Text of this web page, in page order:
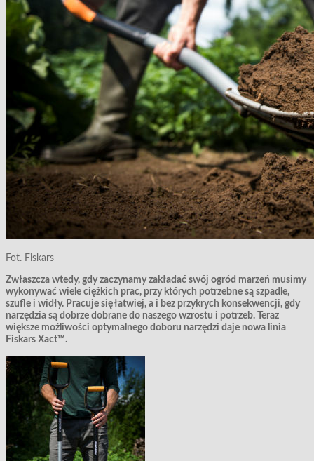
Fot. Fiskars
Zwłaszcza wtedy, gdy zaczynamy zakładać swój ogród marzeń musimy
wykonywać wiele ciężkich prac, przy których potrzebne są szpadle,
szufle i widły. Pracuje się łatwiej, a i bez przykrych konsekwencji, gdy
narzędzia są dobrze dobrane do naszego wzrostu i potrzeb. Teraz
większe możliwości optymalnego doboru narzędzi daje nowa linia
Fiskars Xact™.